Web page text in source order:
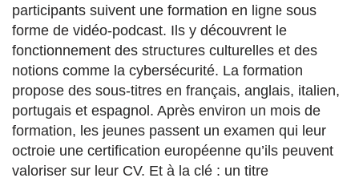
participants suivent une formation en ligne sous
forme de vidéo-podcast. Ils y découvrent le
fonctionnement des structures culturelles et des
notions comme la cybersécurité. La formation
propose des sous-titres en français, anglais, italien,
portugais et espagnol. Après environ un mois de
formation, les jeunes passent un examen qui leur
octroie une certification européenne qu’ils peuvent
valoriser sur leur CV. Et à la clé : un titre